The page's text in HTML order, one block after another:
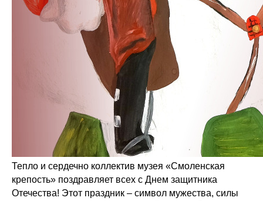
Тепло и сердечно коллектив музея «Смоленская
крепость» поздравляет всех с Днем защитника
Отечества! Этот праздник – символ мужества, силы